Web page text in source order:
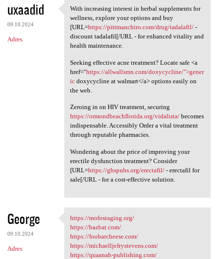
uxaadid
09.10.2024
Adres
With increasing interest in
With increasing interest in herbal supplements for
wellness, explore your options and buy
[URL=https://pittmanchiro.com/drug/tadalafil/-
discount tadalafil[/URL - for enhanced vitality and
health maintenance.
Seeking effective acne treatment? Locate safe <a
href="https://allwallsmn.com/doxycycline/">gener
icdoxycycline at walmart</a> options easily on
the web.
Zeroing in on HIV treatment, securing
https://ormondbeachflorida.org/vidalista/becomes
indispensable. Accessibly Order a vital treatment
through reputable pharmacies.
Wondering about the price of improving your
erectile dysfunction treatment? Consider
[URL=https://ghspubs.org/erectafil/- erectafil for
sale[/URL - for a cost-effective solution.
George
09.10.2024
Adres
https://mofostaging.org/
https://mofostaging.org/
https://bazbat.com/
https://foobarcheese.com/
https://michaelljefrystevens.com/
https://quaanah-publishing.com/